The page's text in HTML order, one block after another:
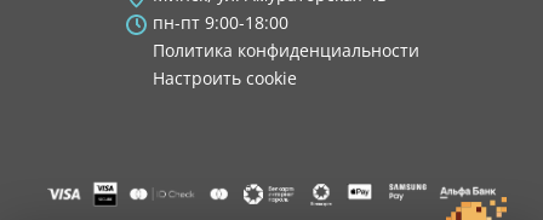
пн-пт 9:00-18:00
Политика конфиденциальности
Настроить cookie